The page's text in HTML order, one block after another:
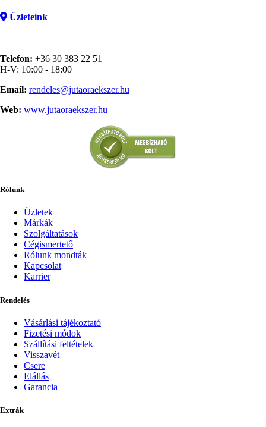
Üzleteink
Telefon: +36 30 383 22 51
H-V: 10:00 - 18:00
Email: rendeles@jutaoraekszer.hu
Web: www.jutaoraekszer.hu
Rólunk
Üzletek
Márkák
Szolgáltatások
Cégismertető
Rólunk mondták
Kapcsolat
Karrier
Rendelés
Vásárlási tájékoztató
Fizetési módok
Szállítási feltételek
Visszavét
Csere
Elállás
Garancia
Extrák